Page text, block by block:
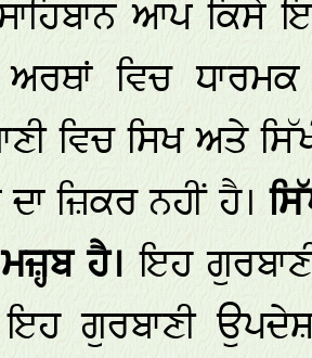
ਆਪ ਕਿਸੇ
ਅਰਥਾਂ ਵਿਚ
ਵਿਚ ਸਿਖ ਅਤੇ
ਜ਼ਿਕਰ ਨਹੀਂ ਹੈ।
ਹੈ।ਇਹ
ਗੁਰਬਾਣੀ